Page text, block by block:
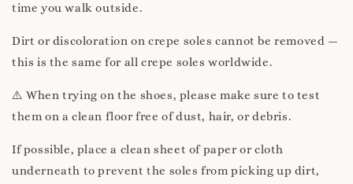
time you walk outside.
Dirt or discoloration on crepe soles cannot be removed —
this is the same for all crepe soles worldwide.
⚠️ When trying on the shoes, please make sure to test
them on a clean floor free of dust, hair, or debris.
If possible, place a clean sheet of paper or cloth
underneath to prevent the soles from picking up dirt,